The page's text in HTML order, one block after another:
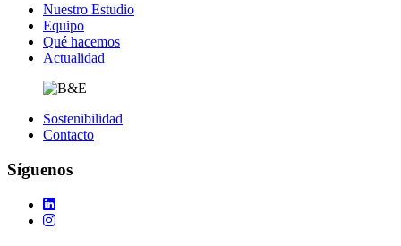
FooterNuestro Estudio
Equipo
Qué hacemos
Actualidad
Sostenibilidad
Contacto
Síguenos